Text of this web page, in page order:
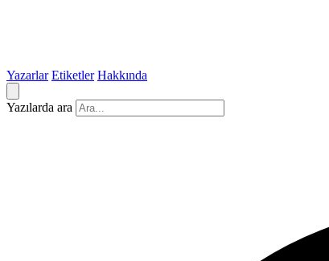
Yazarlar Etiketler Hakkında
Yazılarda ara